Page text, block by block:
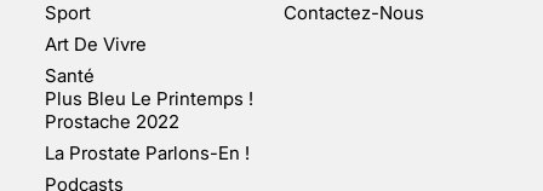
Sport
Art De Vivre
Santé
Plus Bleu Le Printemps !
Prostache 2022
La Prostate Parlons-En !
Podcasts
Contactez-Nous